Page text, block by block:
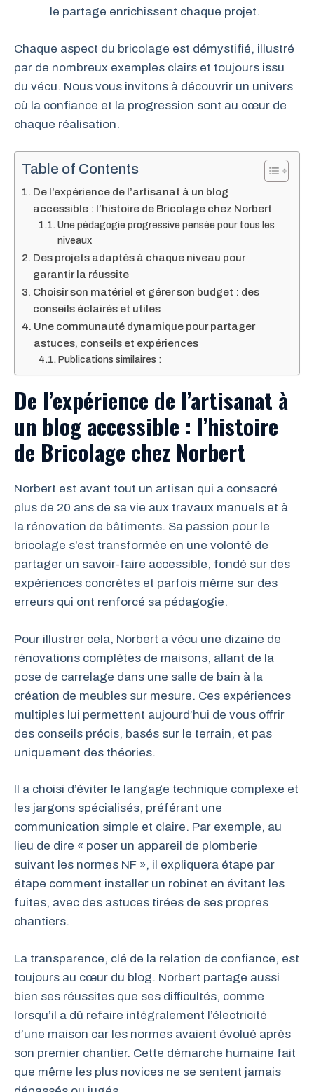
le partage enrichissent chaque projet.
Chaque aspect du bricolage est démystifié, illustré
par de nombreux exemples clairs et toujours issu
du vécu. Nous vous invitons à découvrir un univers
où la confiance et la progression sont au cœur de
chaque réalisation.
Table of Contents
De l’expérience de l’artisanat à un blog
accessible : l’histoire de Bricolage chez Norbert
Une pédagogie progressive pensée pour tous les
niveaux
Des projets adaptés à chaque niveau pour
garantir la réussite
Choisir son matériel et gérer son budget : des
conseils éclairés et utiles
Une communauté dynamique pour partager
astuces, conseils et expériences
Publications similaires :
De l’expérience de l’artisanat à
un blog accessible : l’histoire
de Bricolage chez Norbert
Norbert est avant tout un artisan qui a consacré
plus de 20 ans de sa vie aux travaux manuels et à
la rénovation de bâtiments. Sa passion pour le
bricolage s’est transformée en une volonté de
partager un savoir-faire accessible, fondé sur des
expériences concrètes et parfois même sur des
erreurs qui ont renforcé sa pédagogie.
Pour illustrer cela, Norbert a vécu une dizaine de
rénovations complètes de maisons, allant de la
pose de carrelage dans une salle de bain à la
création de meubles sur mesure. Ces expériences
multiples lui permettent aujourd’hui de vous offrir
des conseils précis, basés sur le terrain, et pas
uniquement des théories.
Il a choisi d’éviter le langage technique complexe et
les jargons spécialisés, préférant une
communication simple et claire. Par exemple, au
lieu de dire « poser un appareil de plomberie
suivant les normes NF », il expliquera étape par
étape comment installer un robinet en évitant les
fuites, avec des astuces tirées de ses propres
chantiers.
La transparence, clé de la relation de confiance, est
toujours au cœur du blog. Norbert partage aussi
bien ses réussites que ses difficultés, comme
lorsqu’il a dû refaire intégralement l’électricité
d’une maison car les normes avaient évolué après
son premier chantier. Cette démarche humaine fait
que même les plus novices ne se sentent jamais